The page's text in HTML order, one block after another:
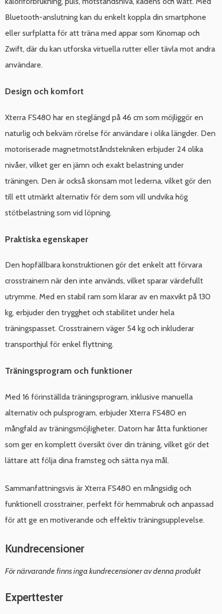
Bluetooth-anslutning kan du enkelt koppla din smartphone
eller surfplatta för att träna med appar som Kinomap och
Zwift, där du kan utforska virtuella rutter eller tävla mot andra
användare.
Design och komfort
Xterra FS480 har en steglängd på 46 cm som möjliggör en
naturlig och bekväm rörelse för användare i olika längder. Den
motoriserade magnetmotståndstekniken erbjuder 24 olika
nivåer, vilket ger en jämn och exakt belastning under
träningen. Den är också skonsam mot lederna, vilket gör den
till ett utmärkt alternativ för dem som vill undvika hög
stötbelastning som vid löpning.
Praktiska egenskaper
Den hopfällbara konstruktionen gör det enkelt att förvara
crosstrainern när den inte används, vilket sparar värdefullt
utrymme. Med en stabil ram som klarar av en maxvikt på 130
kg, erbjuder den trygghet och stabilitet under hela
träningspasset. Crosstrainern väger 54 kg och inkluderar
transporthjul för enkel flyttning.
Träningsprogram och funktioner
Med 16 förinställda träningsprogram, inklusive manuella
alternativ och pulsprogram, erbjuder Xterra FS480 en
mångfald av träningsmöjligheter. Datorn har åtta funktioner
som ger en komplett översikt över din träning, vilket gör det
lättare att följa dina framsteg och sätta nya mål.
Sammanfattningsvis är Xterra FS480 en mångsidig och
funktionell crosstrainer, perfekt för hemmabruk och anpassad
för att ge en motiverande och effektiv träningsupplevelse.
Kundrecensioner
För närvarande finns inga kundrecensioner av denna produkt
Experttester